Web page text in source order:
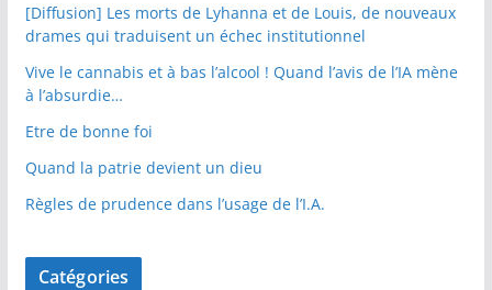
[Diffusion] Les morts de Lyhanna et de Louis, de nouveaux
drames qui traduisent un échec institutionnel
Vive le cannabis et à bas l’alcool ! Quand l’avis de l’IA mène
à l’absurdie…
Etre de bonne foi
Quand la patrie devient un dieu
Règles de prudence dans l’usage de l’I.A.
Catégories